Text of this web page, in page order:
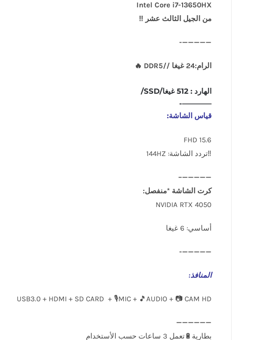
Intel Core i7-13650HX
من الجيل الثالث عشر ‼
—————-
الرام:24 غيغا //DDR5 🔥
الهارد : 512 غيغا/SSD/
————-
قياس الشاشة:
15.6 FHD
‼تردد الشاشة: 144HZ
—————–
كرت الشاشة *منفصل:
NVIDIA RTX 4050
أساسي: 6 غيغا
—————-
المنافذ:
USB3.0 + HDMI + SD CARD + 🎙️MIC + 🎵AUDIO + 📷 CAM HD